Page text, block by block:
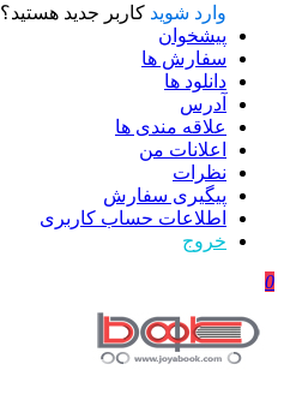
وارد شوید کاربر جدید هستید؟
پیشخوان
سفارش ها
دانلود ها
آدرس
علاقه مندی ها
اعلانات من
نظرات
پیگیری سفارش
اطلاعات حساب كاربری
خروج
0